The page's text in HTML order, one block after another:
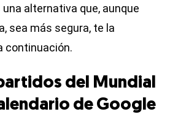
alternativa que, aunque
sea más segura, te la
continuación.
del Mundial
de Google